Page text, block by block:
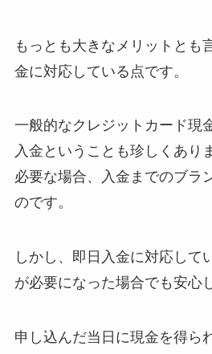
もっとも大きなメリットとも
金に対応している点です。
一般的なクレジットカード現
入金ということも珍しくあり
必要な場合、入金までのブラ
のです。
しかし、即日入金に対応して
が必要になった場合でも安心
申し込んだ当日に現金を得ら